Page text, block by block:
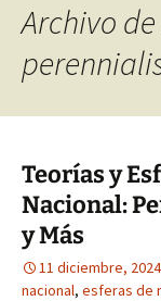
Archivo
Teorías y
Nacional:
y Más
11 diciembre, 2024
nacional, esferas de